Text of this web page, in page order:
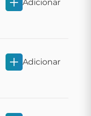
Adicionar
Adicionar